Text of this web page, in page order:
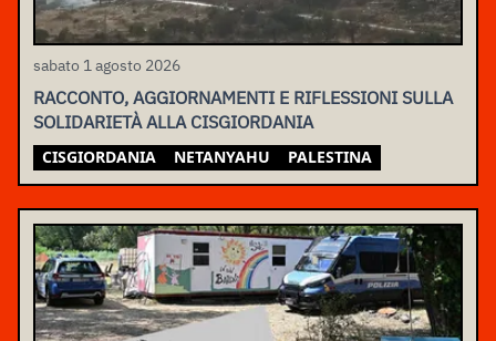
sabato 1 agosto 2026
RACCONTO, AGGIORNAMENTI E RIFLESSIONI SULLA
SOLIDARIETÀ ALLA CISGIORDANIA
CISGIORDANIA NETANYAHU PALESTINA